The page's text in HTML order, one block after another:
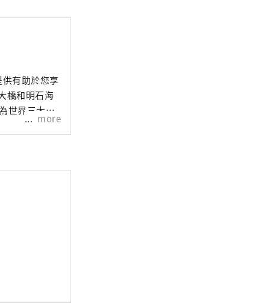
有助於您享
橋和明石海
世界三大水
more